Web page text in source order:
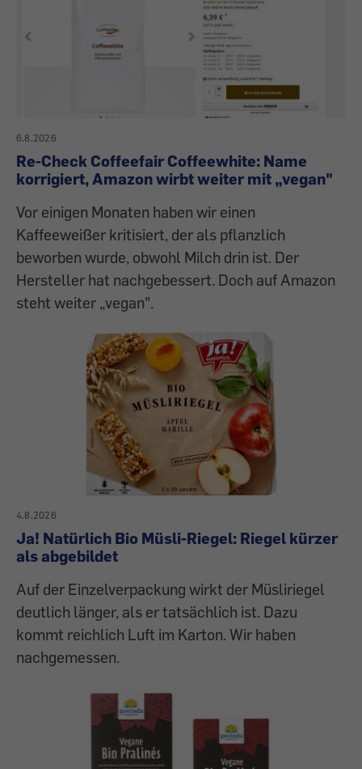
6.8.2026
Re-Check Coffeefair Coffeewhite: Name
korrigiert, Amazon wirbt weiter mit „vegan"
Vor einigen Monaten haben wir einen
Kaffeeweißer kritisiert, der als pflanzlich
beworben wurde, obwohl Milch drin ist. Der
Hersteller hat nachgebessert. Doch auf Amazon
steht weiter „vegan".
4.8.2026
Ja! Natürlich Bio Müsli-Riegel: Riegel kürzer
als abgebildet
Auf der Einzelverpackung wirkt der Müsliriegel
deutlich länger, als er tatsächlich ist. Dazu
kommt reichlich Luft im Karton. Wir haben
nachgemessen.